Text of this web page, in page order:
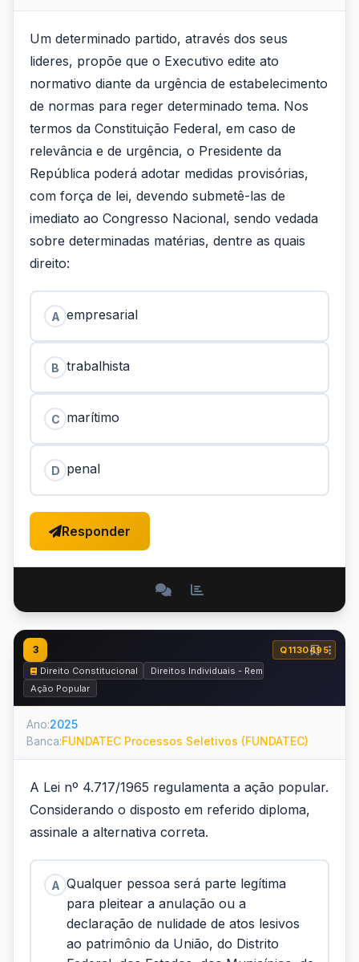
Um determinado partido, através dos seus
lideres, propõe que o Executivo edite ato
normativo diante da urgência de estabelecimento
de normas para reger determinado tema. Nos
termos da Constituição Federal, em caso de
relevância e de urgência, o Presidente da
República poderá adotar medidas provisórias,
com força de lei, devendo submetê-las de
imediato ao Congresso Nacional, sendo vedada
sobre determinadas matérias, dentre as quais
direito:
A empresarial
B trabalhista
C marítimo
D penal
Responder
3
Q1130495
Direito Constitucional
Direitos Individuais - Remédios
Ação Popular
Ano:2025
Banca:FUNDATEC Processos Seletivos (FUNDATEC)
A Lei nº 4.717/1965 regulamenta a ação popular.
Considerando o disposto em referido diploma,
assinale a alternativa correta.
A Qualquer pessoa será parte legítima
para pleitear a anulação ou a
declaração de nulidade de atos lesivos
ao patrimônio da União, do Distrito